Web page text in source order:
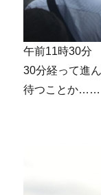
午前11時30分
30分経って進
待つことか……